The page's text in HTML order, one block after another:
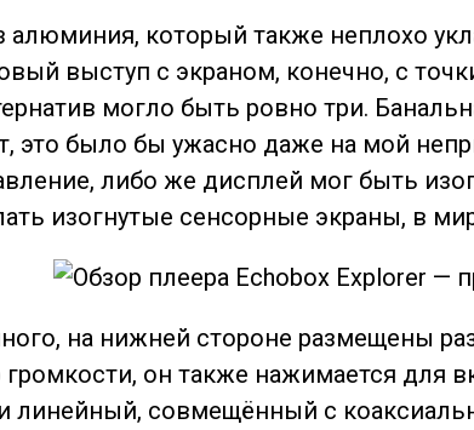
который также неплохо
выступ с экраном, конечно, с
могло быть ровно три.
это было бы ужасно даже на мой
либо же дисплей мог быть
изогнутые сенсорные экраны, в
на нижней стороне размещены
громкости, он также нажимается для
совмещённый с